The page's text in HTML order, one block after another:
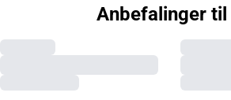
Anbefalinger til